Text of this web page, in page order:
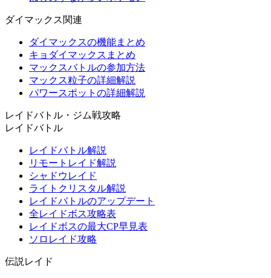
ダイマックス関連
ダイマックスの機能まとめ
キョダイマックスまとめ
マックスバトルの参加方法
マックス粒子の詳細解説
パワースポットの詳細解説
レイドバトル・ジム戦攻略
レイドバトル
レイドバトル解説
リモートレイド解説
シャドウレイド
ライトクリスタル解説
レイドバトルのアップデート
全レイドボス攻略表
レイドボスの最大CP早見表
ソロレイド攻略
伝説レイド